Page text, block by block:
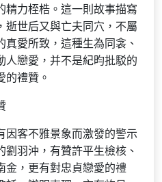
精力桎梏。這一則故事描寫
逝世后又與亡夫同穴，不屬
愛所致，這種生為同衾、
人戀愛，并不是紀昀批駁的
的禮贊。
因客不雅景象而激發的警示
羽沖，有贊許平生檢核、
金，更有對忠貞戀愛的禮